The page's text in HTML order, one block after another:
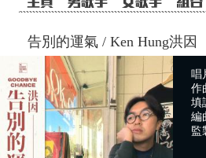
告別的運氣 / Ken Hung洪因
唱
作
填
編
監